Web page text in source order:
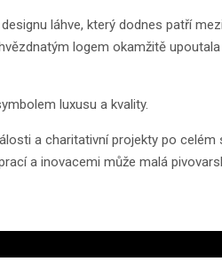
láhve, který dodnes patří
logem okamžitě
luxusu a kvality.
a charitativní projekty po celém
a inovacemi může malá